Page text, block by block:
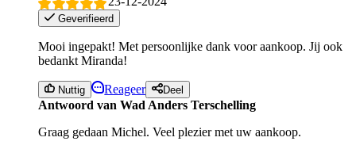
Geverifieerd
Mooi ingepakt! Met persoonlijke dank voor aankoop. Jij ook
bedankt Miranda!
Nuttig Reageer Deel
Antwoord van Wad Anders Terschelling
Graag gedaan Michel. Veel plezier met uw aankoop.